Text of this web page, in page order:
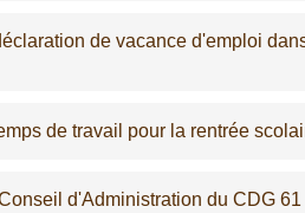
de vacance d'emploi
de travail pour la rentrée
d'Administration du CDG 61